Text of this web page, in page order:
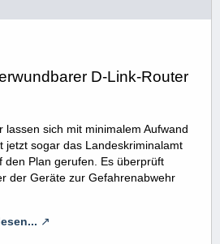
D-Link-Router
lassen sich mit minimalem Aufwand
jetzt sogar das Landeskriminalamt
den Plan gerufen. Es überprüft
der Geräte zur Gefahrenabwehr